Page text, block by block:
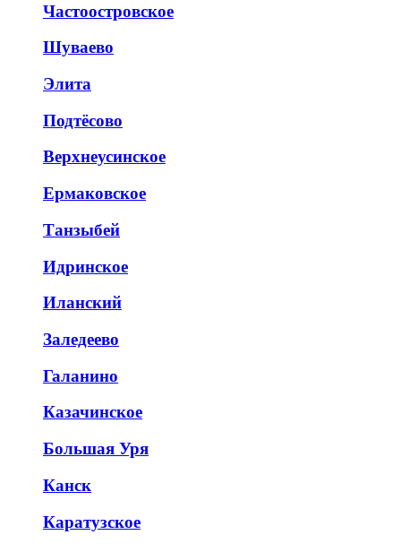
Частоостровское
Шуваево
Элита
Подтёсово
Верхнеусинское
Ермаковское
Танзыбей
Идринское
Иланский
Заледеево
Галанино
Казачинское
Большая Уря
Канск
Каратузское